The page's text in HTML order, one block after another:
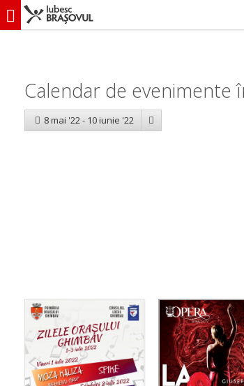
iubescbraşovul.ro
Calendar de evenimente
8 mai '22 - 10 iunie '22